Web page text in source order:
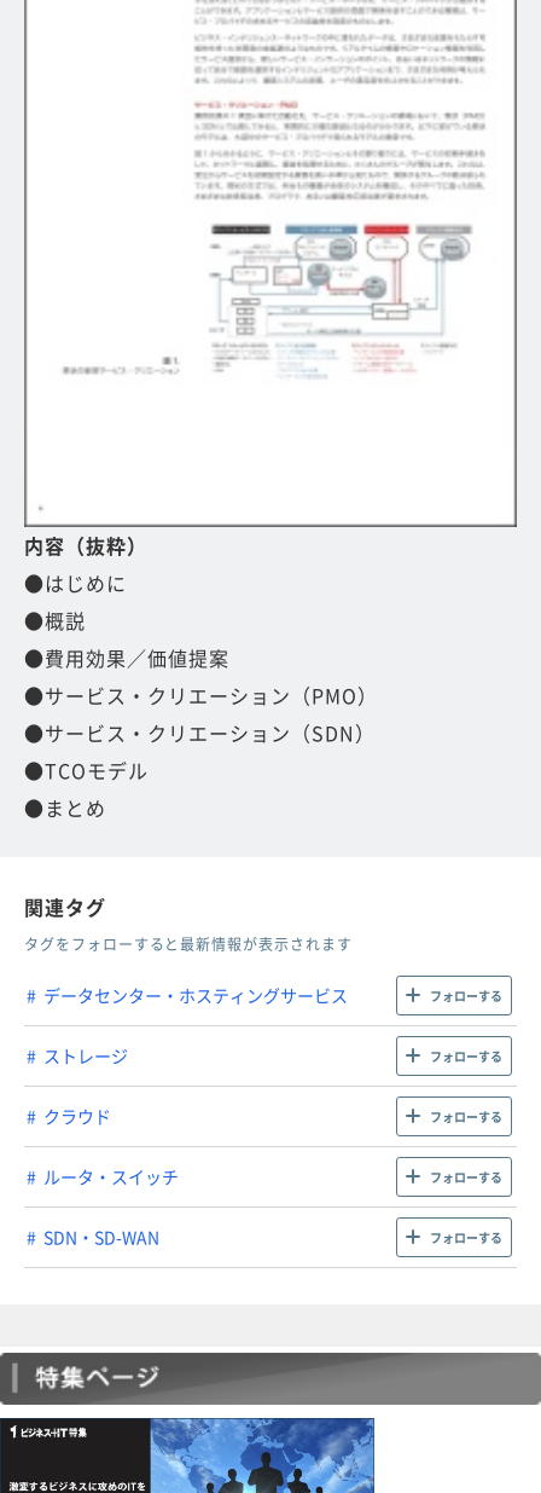
内容（抜粋）
●はじめに
●概説
●費用効果／価値提案
●サービス・クリエーション（PMO）
●サービス・クリエーション（SDN）
●TCOモデル
●まとめ
関連タグ
タグをフォローすると最新情報が表示されます
データセンター・ホスティングサービス フォローする
ストレージ フォローする
クラウド フォローする
ルータ・スイッチ フォローする
SDN・SD-WAN フォローする